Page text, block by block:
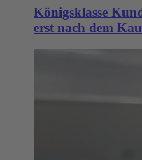
Königsklasse
erst nach dem